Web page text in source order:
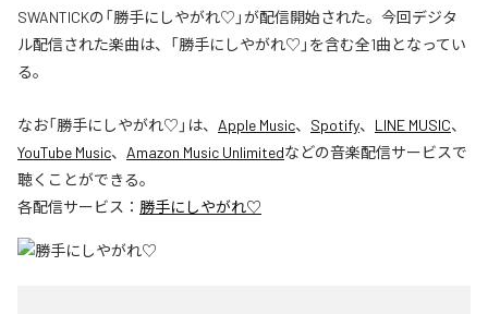
SWANTICKの「勝手にしやがれ♡」が配信開始された。今回デジタ
ル配信された楽曲は、「勝手にしやがれ♡」を含む全1曲となってい
る。
なお「勝手にしやがれ♡ 」は、 Apple Music、 Spotify、 LINE MUSIC、
YouTube Music、 Amazon Music Unlimitedなどの音楽配信サービスで
聴くことができる。
各配信サービス： 勝手にしやがれ♡